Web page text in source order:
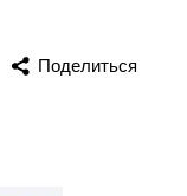
Поделиться